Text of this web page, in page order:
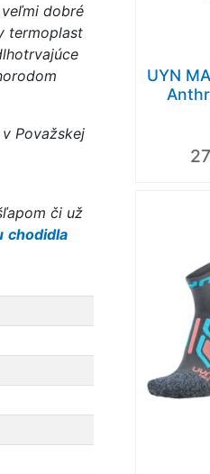
dobré
termoplast
Považskej
či už
chodidla
UYN